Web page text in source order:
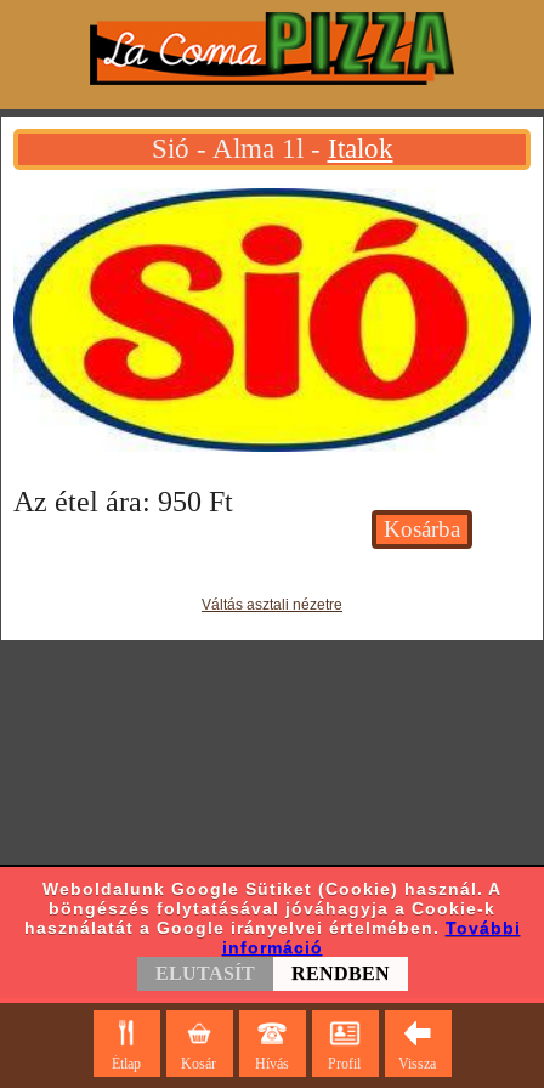
Sió - Alma 1l - Italok
Az étel ára: 950 Ft
Váltás asztali nézetre
Étlap Kosár Hívás Profil Vissza
Weboldalunk Google Sütiket (Cookie) használ. A
böngészés folytatásával jóváhagyja a Cookie-k
használatát a Google irányelvei értelmében. További
információ
ELUTASÍT RENDBEN